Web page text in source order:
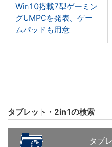
Win10搭載7型ゲーミン
グUMPCを発表、ゲー
ムパッドも用意
タブレット・2in1の検索
タブ